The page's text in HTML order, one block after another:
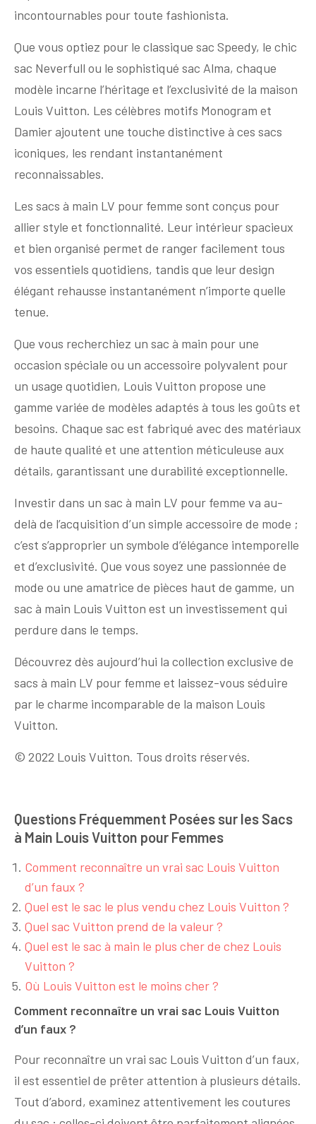
incontournables pour toute fashionista.
Que vous optiez pour le classique sac Speedy, le chic
sac Neverfull ou le sophistiqué sac Alma, chaque
modèle incarne l’héritage et l’exclusivité de la maison
Louis Vuitton. Les célèbres motifs Monogram et
Damier ajoutent une touche distinctive à ces sacs
iconiques, les rendant instantanément
reconnaissables.
Les sacs à main LV pour femme sont conçus pour
allier style et fonctionnalité. Leur intérieur spacieux
et bien organisé permet de ranger facilement tous
vos essentiels quotidiens, tandis que leur design
élégant rehausse instantanément n’importe quelle
tenue.
Que vous recherchiez un sac à main pour une
occasion spéciale ou un accessoire polyvalent pour
un usage quotidien, Louis Vuitton propose une
gamme variée de modèles adaptés à tous les goûts et
besoins. Chaque sac est fabriqué avec des matériaux
de haute qualité et une attention méticuleuse aux
détails, garantissant une durabilité exceptionnelle.
Investir dans un sac à main LV pour femme va au-
delà de l’acquisition d’un simple accessoire de mode ;
c’est s’approprier un symbole d’élégance intemporelle
et d’exclusivité. Que vous soyez une passionnée de
mode ou une amatrice de pièces haut de gamme, un
sac à main Louis Vuitton est un investissement qui
perdure dans le temps.
Découvrez dès aujourd’hui la collection exclusive de
sacs à main LV pour femme et laissez-vous séduire
par le charme incomparable de la maison Louis
Vuitton.
© 2022 Louis Vuitton. Tous droits réservés.
Questions Fréquemment Posées sur les Sacs
à Main Louis Vuitton pour Femmes
Comment reconnaître un vrai sac Louis Vuitton
d’un faux ?
Quel est le sac le plus vendu chez Louis Vuitton ?
Quel sac Vuitton prend de la valeur ?
Quel est le sac à main le plus cher de chez Louis
Vuitton ?
Où Louis Vuitton est le moins cher ?
Comment reconnaître un vrai sac Louis Vuitton
d’un faux ?
Pour reconnaître un vrai sac Louis Vuitton d’un faux,
il est essentiel de prêter attention à plusieurs détails.
Tout d’abord, examinez attentivement les coutures